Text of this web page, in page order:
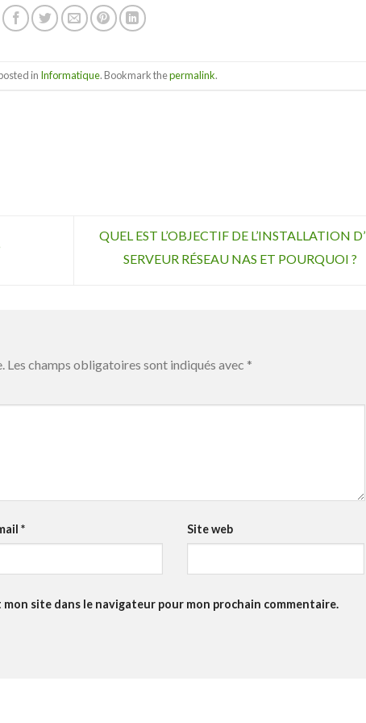
in Informatique. Bookmark thepermalink.
QUEL EST L’OBJECTIF DE L’INSTALLATION
SERVEUR RÉSEAU NAS ET POURQUOI ?
Les champs obligatoires sont indiqués avec *
* Site web
site dans le navigateur pour mon prochain commentaire.